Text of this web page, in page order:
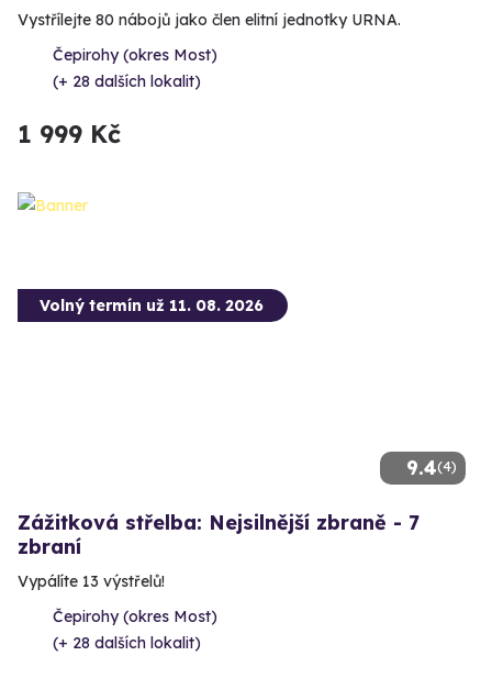
Vystřílejte 80 nábojů jako člen elitní jednotky URNA.
Čepirohy (okres Most)
(+ 28 dalších lokalit)
1 999 Kč
9.4(4)
Volný termín už 11. 08. 2026
Zážitková střelba: Nejsilnější zbraně - 7
zbraní
Vypálíte 13 výstřelů!
Čepirohy (okres Most)
(+ 28 dalších lokalit)